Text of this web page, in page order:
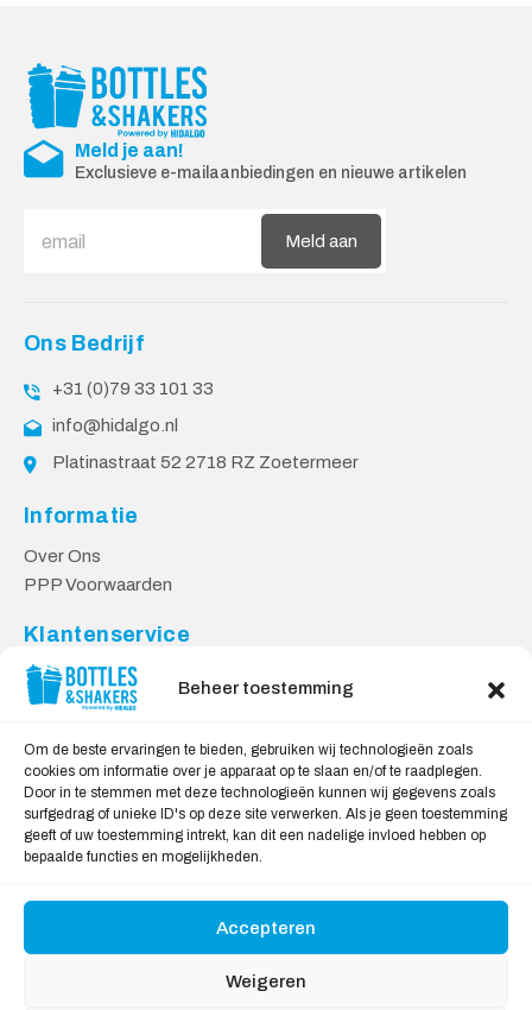
Beheer toestemming
Om de beste ervaringen te bieden, gebruiken wij technologieën zoals
cookies om informatie over je apparaat op te slaan en/of te raadplegen.
Door in te stemmen met deze technologieën kunnen wij gegevens zoals
surfgedrag of unieke ID's op deze site verwerken. Als je geen toestemming
geeft of uw toestemming intrekt, kan dit een nadelige invloed hebben op
bepaalde functies en mogelijkheden.
Accepteren
Weigeren
Meld je aan!
Exclusieve e-mailaanbiedingen en nieuwe artikelen
Meld aan
Ons Bedrijf
+31 (0)79 33 101 33
info@hidalgo.nl
Platinastraat 52 2718 RZ Zoetermeer
Informatie
Over Ons
PPP Voorwaarden
Klantenservice
Contact
Levering & Retourneren
Veilig Shoppen
My account
Winkelwagen